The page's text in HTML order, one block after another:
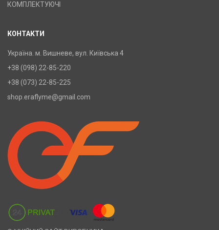
КОМПЛЕКТУЮЧІ
КОНТАКТИ
Україна. м. Вишневе, вул. Київська 4
+38 (098) 22-85-220
+38 (073) 22-85-225
shop.eraflyme@gmail.com